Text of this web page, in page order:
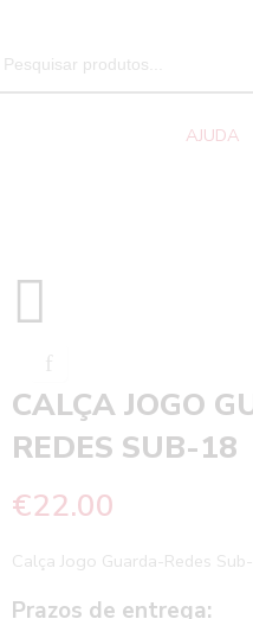
Search
for:
AJUDA
CALÇA JOGO
REDES SUB-18
€22.00
Calça Jogo Guarda-Redes
Prazos de entrega: